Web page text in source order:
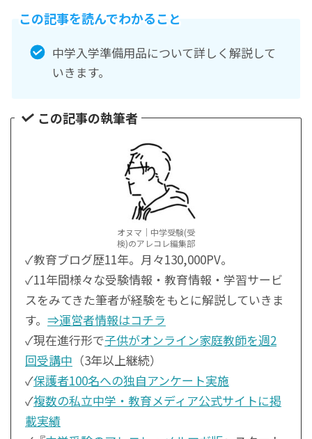
この記事を読んでわかること
中学入学準備用品について詳しく解説して
いきます。
この記事の執筆者
オヌマ｜中学受験(受
検)のアレコレ編集部
✓教育ブログ歴11年。月々130,000PV。
✓11年間様々な受験情報・教育情報・学習サービ
スをみてきた筆者が経験をもとに解説していきま
す。 ⇒運営者情報はコチラ
✓現在進行形で子供がオンライン家庭教師を週2
回受講中 （3年以上継続）
✓保護者100名への独自アンケート実施
✓複数の私立中学・教育メディア公式サイトに掲
載実績